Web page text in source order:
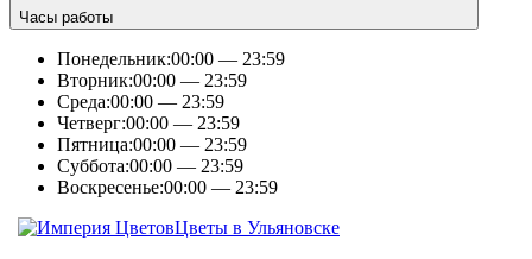
Часы работы
Понедельник:00:00 — 23:59
Вторник:00:00 — 23:59
Среда:00:00 — 23:59
Четверг:00:00 — 23:59
Пятница:00:00 — 23:59
Суббота:00:00 — 23:59
Воскресенье:00:00 — 23:59
Цветы в Ульяновске